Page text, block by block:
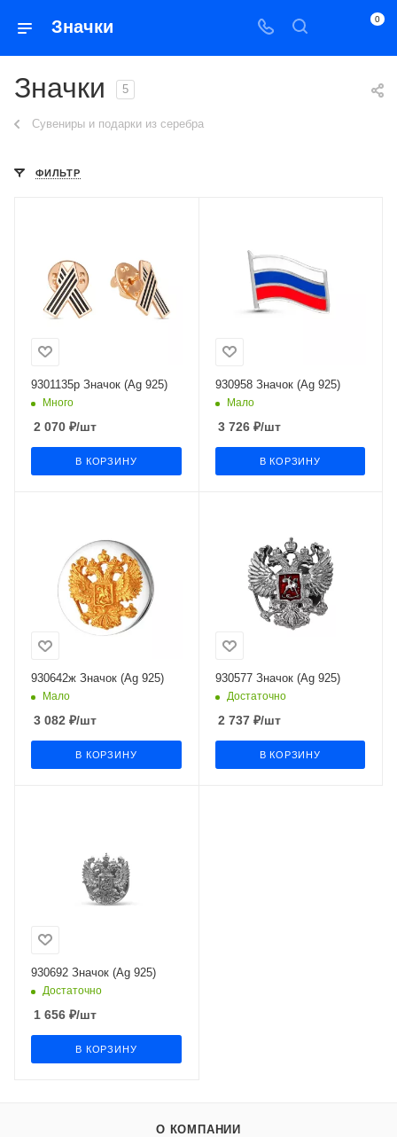
Значки 0
Значки 5
Сувениры и подарки из серебра
ФИЛЬТР
9301135р Значок (Ag 925)
Много
2 070 ₽/шт
В КОРЗИНУ
930958 Значок (Ag 925)
Мало
3 726₽/шт
В КОРЗИНУ
930642ж Значок (Ag 925)
Мало
3 082 ₽/шт
В КОРЗИНУ
930577 Значок (Ag 925)
Достаточно
2 737₽/шт
В КОРЗИНУ
930692 Значок (Ag 925)
Достаточно
1 656 ₽/шт
В КОРЗИНУ
О КОМПАНИИ